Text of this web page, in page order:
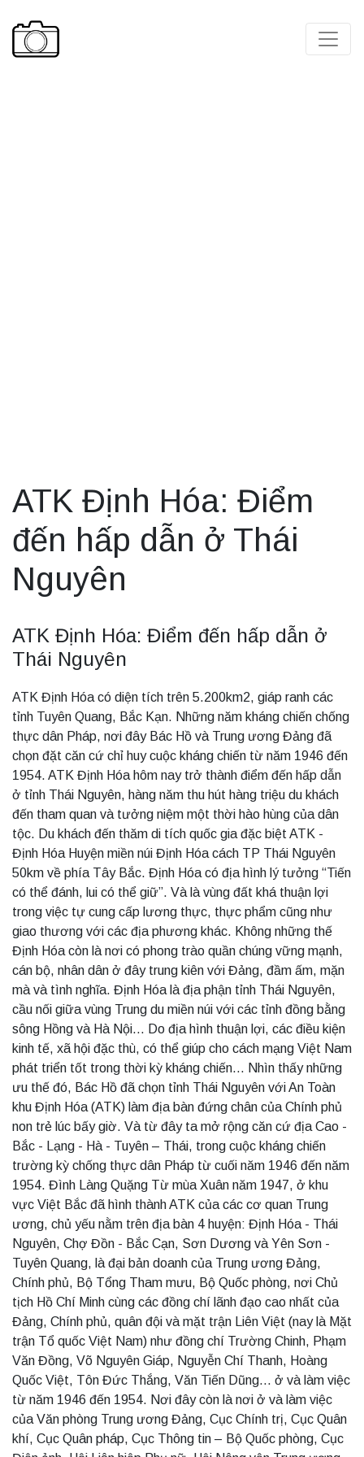
ATK Định Hóa: Điểm
đến hấp dẫn ở Thái
Nguyên
ATK Định Hóa: Điểm đến hấp dẫn ở
Thái Nguyên
ATK Định Hóa có diện tích trên 5.200km2, giáp ranh các
tỉnh Tuyên Quang, Bắc Kạn. Những năm kháng chiến chống
thực dân Pháp, nơi đây Bác Hồ và Trung ương Đảng đã
chọn đặt căn cứ chỉ huy cuộc kháng chiến từ năm 1946 đến
1954. ATK Định Hóa hôm nay trở thành điểm đến hấp dẫn
ở tỉnh Thái Nguyên, hàng năm thu hút hàng triệu du khách
đến tham quan và tưởng niệm một thời hào hùng của dân
tộc. Du khách đến thăm di tích quốc gia đặc biệt ATK -
Định Hóa Huyện miền núi Định Hóa cách TP Thái Nguyên
50km về phía Tây Bắc. Định Hóa có địa hình lý tưởng “Tiến
có thể đánh, lui có thể giữ”. Và là vùng đất khá thuận lợi
trong việc tự cung cấp lương thực, thực phẩm cũng như
giao thương với các địa phương khác. Không những thế
Định Hóa còn là nơi có phong trào quần chúng vững mạnh,
cán bộ, nhân dân ở đây trung kiên với Đảng, đầm ấm, mặn
mà và tình nghĩa. Định Hóa là địa phận tỉnh Thái Nguyên,
cầu nối giữa vùng Trung du miền núi với các tỉnh đồng bằng
sông Hồng và Hà Nội… Do địa hình thuận lợi, các điều kiện
kinh tế, xã hội đặc thù, có thể giúp cho cách mạng Việt Nam
phát triển tốt trong thời kỳ kháng chiến… Nhìn thấy những
ưu thế đó, Bác Hồ đã chọn tỉnh Thái Nguyên với An Toàn
khu Định Hóa (ATK) làm địa bàn đứng chân của Chính phủ
non trẻ lúc bấy giờ. Và từ đây ta mở rộng căn cứ địa Cao -
Bắc - Lạng - Hà - Tuyên – Thái, trong cuộc kháng chiến
trường kỳ chống thực dân Pháp từ cuối năm 1946 đến năm
1954. Đình Làng Quặng Từ mùa Xuân năm 1947, ở khu
vực Việt Bắc đã hình thành ATK của các cơ quan Trung
ương, chủ yếu nằm trên địa bàn 4 huyện: Định Hóa - Thái
Nguyên, Chợ Đồn - Bắc Cạn, Sơn Dương và Yên Sơn -
Tuyên Quang, là đại bản doanh của Trung ương Đảng,
Chính phủ, Bộ Tổng Tham mưu, Bộ Quốc phòng, nơi Chủ
tịch Hồ Chí Minh cùng các đồng chí lãnh đạo cao nhất của
Đảng, Chính phủ, quân đội và mặt trận Liên Việt (nay là Mặt
trận Tổ quốc Việt Nam) như đồng chí Trường Chinh, Phạm
Văn Đồng, Võ Nguyên Giáp, Nguyễn Chí Thanh, Hoàng
Quốc Việt, Tôn Đức Thắng, Văn Tiến Dũng… ở và làm việc
từ năm 1946 đến 1954. Nơi đây còn là nơi ở và làm việc
của Văn phòng Trung ương Đảng, Cục Chính trị, Cục Quân
khí, Cục Quân pháp, Cục Thông tin – Bộ Quốc phòng, Cục